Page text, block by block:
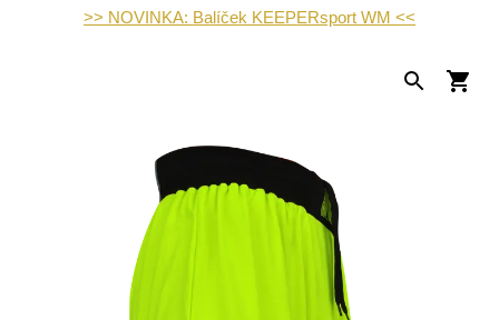
>> NOVINKA: Balíček KEEPERsport WM <<